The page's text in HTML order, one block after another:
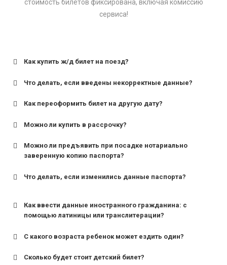
стоимость билетов фиксирована, включая комиссию
сервиса!
Как купить ж/д билет на поезд?
Что делать, если введены некорректные данные?
Как переоформить билет на другую дату?
Можно ли купить в рассрочку?
Можно ли предъявить при посадке нотариально
заверенную копию паспорта?
Что делать, если изменились данные паспорта?
Как ввести данные иностранного гражданина: с
помощью латиницы или транслитерации?
С какого возраста ребенок может ездить один?
Сколько будет стоит детский билет?